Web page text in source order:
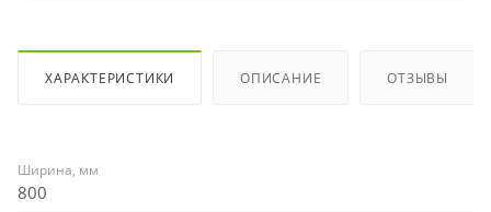
ХАРАКТЕРИСТИКИ ОПИСАНИЕ ОТЗЫВЫ
Ширина, мм
800